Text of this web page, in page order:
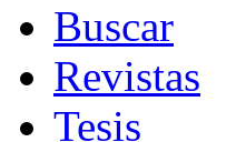
Buscar
Revistas
Tesis